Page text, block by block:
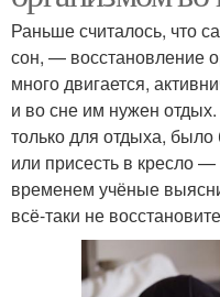
Раньше считалось, что
сон, — восстановление
много двигается,
и во сне им нужен
только для отдыха,
или присесть в кресло
временем учёные
всё-таки не